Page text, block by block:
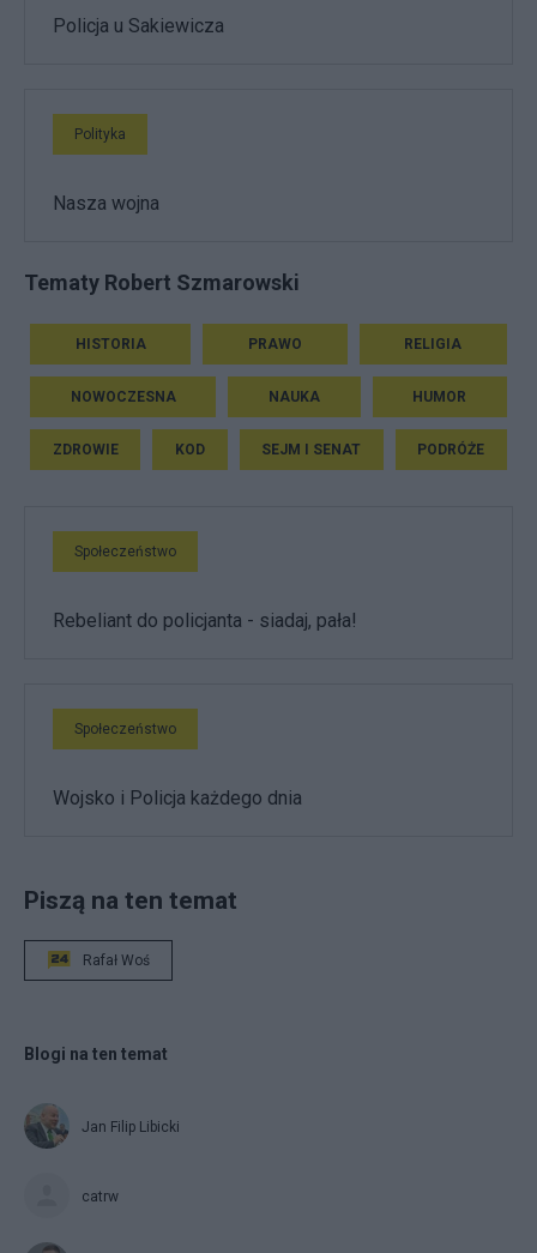
Policja u Sakiewicza
Polityka
Nasza wojna
Tematy Robert Szmarowski
HISTORIA PRAWO RELIGIA
NOWOCZESNA NAUKA HUMOR
ZDROWIE KOD SEJM I SENAT PODRÓŻE
Społeczeństwo
Rebeliant do policjanta - siadaj, pała!
Społeczeństwo
Wojsko i Policja każdego dnia
Piszą na ten temat
Rafał Woś
Blogi na ten temat
Jan Filip Libicki
catrw